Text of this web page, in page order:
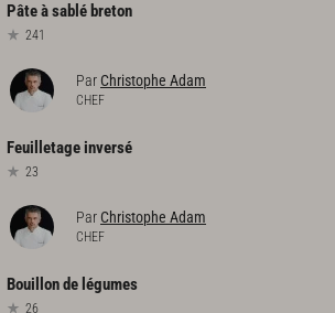
Pâteàsablé breton
241
Par Christophe Adam
CHEF
Feuilletage inversé
23
Par Christophe Adam
CHEF
Bouillonde légumes
26